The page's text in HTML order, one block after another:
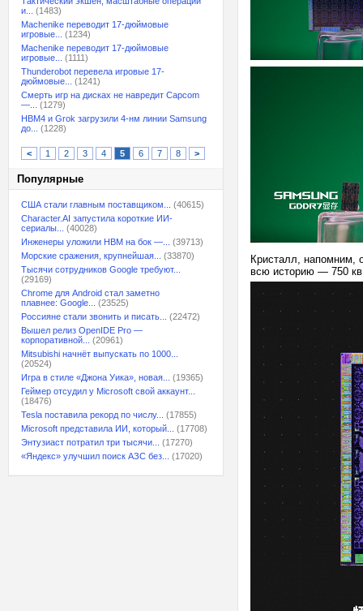
и...
(1483)
Machenike переводит 17-дюймовые
игровые...
(1234)
Machenike переводит 17-дюймовые
игровые...
(1111)
Thunderobot перевела игровые 17-
дюймовые...
(1241)
Смерть игр на дисках не навредит Capcom
—...
(1279)
HBM4 и Grok загрузили 4-нм линии Samsung
до...
(1228)
< 1 2 3 4 5 6 7 8 >
Популярные
США стали главным поставщиком...
(40615)
Character.AI запустила короткие ИИ-
сериалы...
(40028)
Инженеры уложили HBM на бок —...
(39713)
Морские сражения, крупнейшая...
(33870)
Тысячи сотрудников Google требуют...
(29169)
Chrome для Android стал заметно
плавнее: Google...
(23525)
Россияне стали звонить и писать...
(22472)
Вышел релиз OpenIDE Pro —
корпоративной...
(20961)
Mitsubishi начнёт выпускать по 1000...
(20524)
Игра в стиле «Джона Уика», новая...
(19365)
Геймер отсудил у Microsoft свой аккаунт...
(18476)
Tesla поставила рекорд по числу...
(17855)
Microsoft представила ИИ, который...
(17708)
Энтузиаст потратил три тысячи...
(17270)
«Яндекс» улучшил поиск АЗС без...
(17020)
Кристалл, напомним,
всю историю — 750